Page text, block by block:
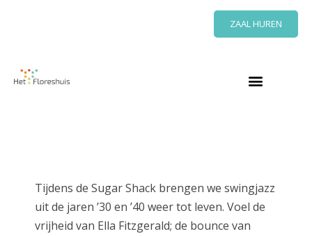
ZAAL HUREN
Tijdens de Sugar Shack brengen we swingjazz
uit de jaren ’30 en ’40 weer tot leven. Voel de
vrijheid van Ella Fitzgerald; de bounce van